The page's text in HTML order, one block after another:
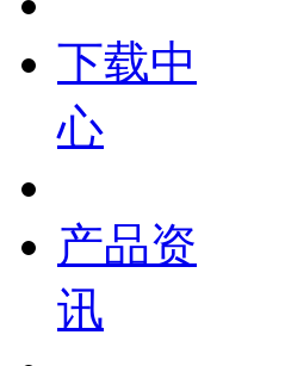
下载中
心
产品资
讯